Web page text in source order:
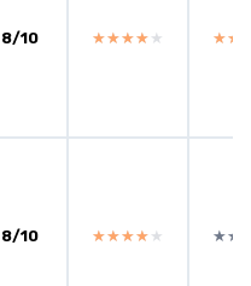
8/10 ★★★★★
★★★★★
8/10 ★★★★★
★★★★★